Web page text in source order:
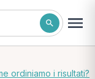
ordiniamo i risultati?